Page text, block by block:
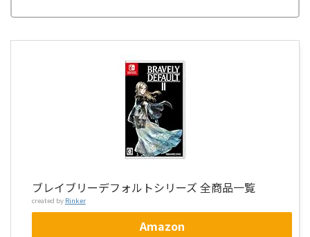
ブレイブリーデフォルトシリーズ 全商品一覧
created by Rinker
Amazon